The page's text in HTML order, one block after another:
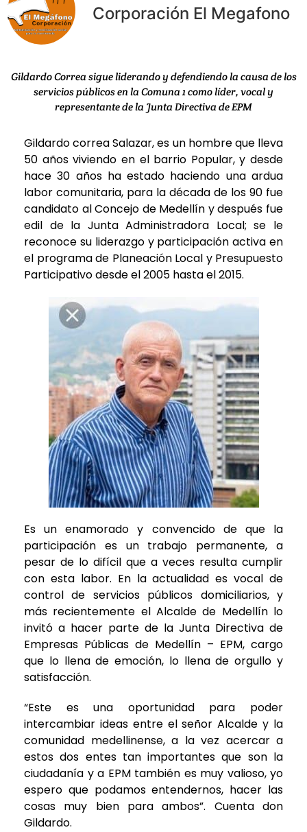
Corporación El Megafono
Gildardo Correa sigue liderando y defendiendo la causa de los
servicios públicos en la Comuna 1 como líder, vocal y
representante de la Junta Directiva de EPM
Gildardo correa Salazar, es un hombre que lleva
50 años viviendo en el barrio Popular, y desde
hace 30 años ha estado haciendo una ardua
labor comunitaria, para la década de los 90 fue
candidato al Concejo de Medellín y después fue
edil de la Junta Administradora Local; se le
reconoce su liderazgo y participación activa en
el programa de Planeación Local y Presupuesto
Participativo desde el 2005 hasta el 2015.
Es un enamorado y convencido de que la
participación es un trabajo permanente, a
pesar de lo difícil que a veces resulta cumplir
con esta labor. En la actualidad es vocal de
control de servicios públicos domiciliarios, y
más recientemente el Alcalde de Medellín lo
invitó a hacer parte de la Junta Directiva de
Empresas Públicas de Medellín – EPM, cargo
que lo llena de emoción, lo llena de orgullo y
satisfacción.
“Este es una oportunidad para poder
intercambiar ideas entre el señor Alcalde y la
comunidad medellinense, a la vez acercar a
estos dos entes tan importantes que son la
ciudadanía y a EPM también es muy valioso, yo
espero que podamos entendernos, hacer las
cosas muy bien para ambos”. Cuenta don
Gildardo.